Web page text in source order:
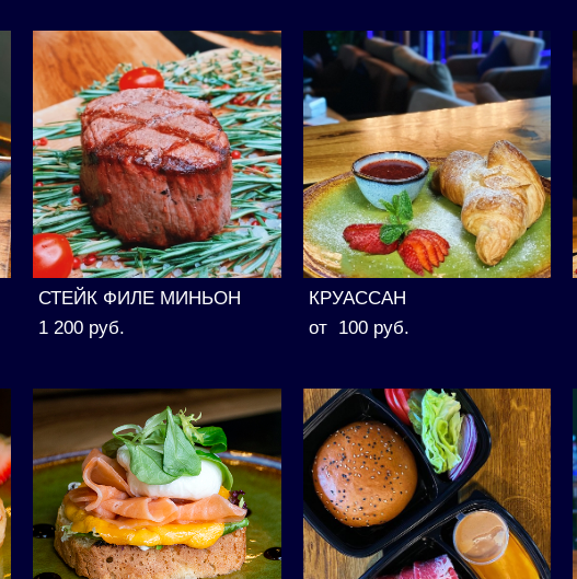
СТЕЙК ФИЛЕ МИНЬОН
1 200 pуб.
КРУАССАН
от 100 pуб.